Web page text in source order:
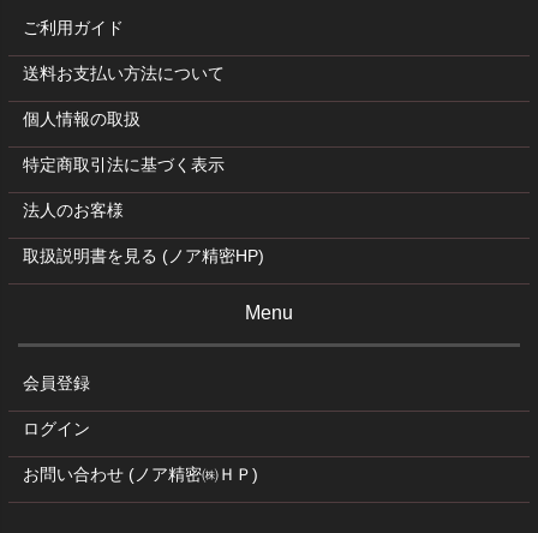
ご利用ガイド
送料お支払い方法について
個人情報の取扱
特定商取引法に基づく表示
法人のお客様
取扱説明書を見る (ノア精密HP)
Menu
会員登録
ログイン
お問い合わせ (ノア精密㈱ＨＰ)